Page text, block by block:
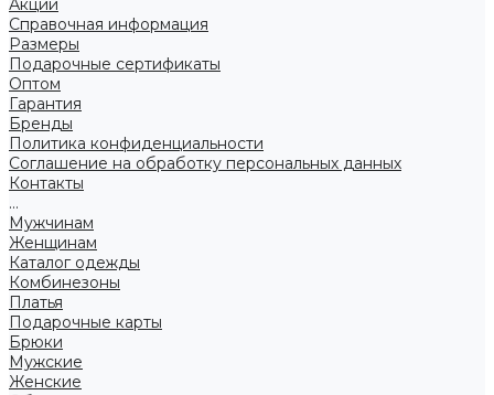
Акции
Справочная информация
Размеры
Подарочные сертификаты
Оптом
Гарантия
Бренды
Политика конфиденциальности
Соглашение на обработку персональных данных
Контакты
...
Мужчинам
Женщинам
Каталог одежды
Комбинезоны
Платья
Подарочные карты
Брюки
Мужские
Женские